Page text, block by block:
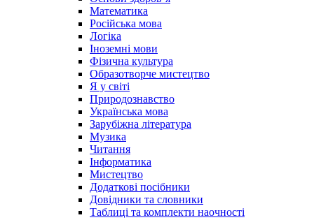
Математика
Російська мова
Логіка
Іноземні мови
Фізична культура
Образотворче мистецтво
Я у світі
Природознавство
Українська мова
Зарубіжна література
Музика
Читання
Інформатика
Мистецтво
Додаткові посібники
Довідники та словники
Таблиці та комплекти наочності